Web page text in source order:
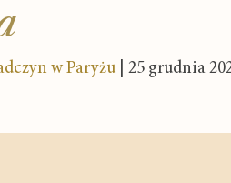
w Paryżu | 25 grudnia